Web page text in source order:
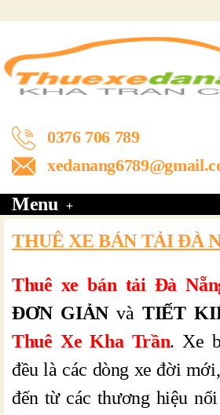
0376 706 789
Menu
THUÊ XE BÁN TẢI ĐÀ
Thuê xe bán tải Đà
ĐƠN GIẢNvàTIẾT
Thuê Xe Kha Trần. Xe
đều là các dòng xe đời
đến từ các thương hiệu